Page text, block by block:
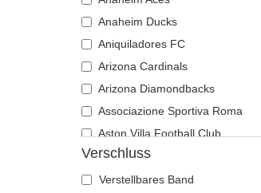
Anaheim Ducks
Aniquiladores FC
Arizona Cardinals
Arizona Diamondbacks
Associazione Sportiva Roma
Aston Villa Football Club
Atlanta Braves
Atlanta Falcons
Verschluss
Verstellbares Band